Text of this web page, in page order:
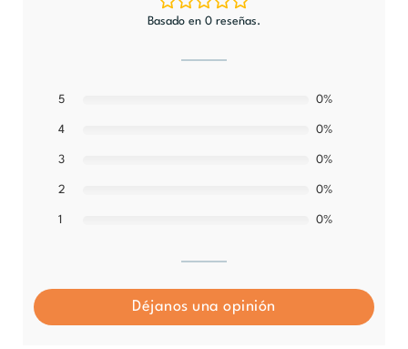
Basado en 0 reseñas.
5 0%
4 0%
3 0%
2 0%
1 0%
Déjanos una opinión